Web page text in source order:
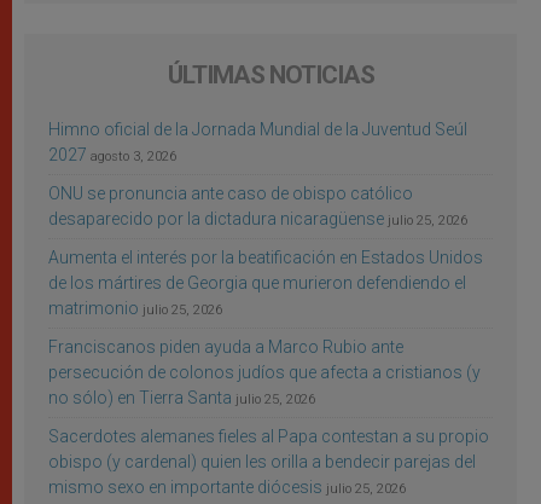
ÚLTIMAS NOTICIAS
Himno oficial de la Jornada Mundial de la Juventud Seúl
2027 agosto 3, 2026
ONU se pronuncia ante caso de obispo católico
desaparecido por la dictadura nicaragüense julio 25, 2026
Aumenta el interés por la beatificación en Estados Unidos
de los mártires de Georgia que murieron defendiendo el
matrimonio julio 25, 2026
Franciscanos piden ayuda a Marco Rubio ante
persecución de colonos judíos que afecta a cristianos (y
no sólo) en Tierra Santa julio 25, 2026
Sacerdotes alemanes fieles al Papa contestan a su propio
obispo (y cardenal) quien les orilla a bendecir parejas del
mismo sexo en importante diócesis julio 25, 2026